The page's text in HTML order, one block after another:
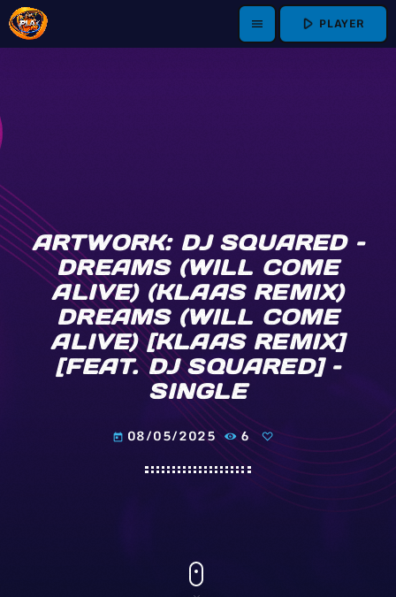
menu play_arrow PLAYER
ARTWORK: DJ SQUARED –
DREAMS (WILL COME
ALIVE) (KLAAS REMIX)
DREAMS (WILL COME
ALIVE) [KLAAS REMIX]
[FEAT. DJ SQUARED] –
SINGLE
today 08/05/2025 6